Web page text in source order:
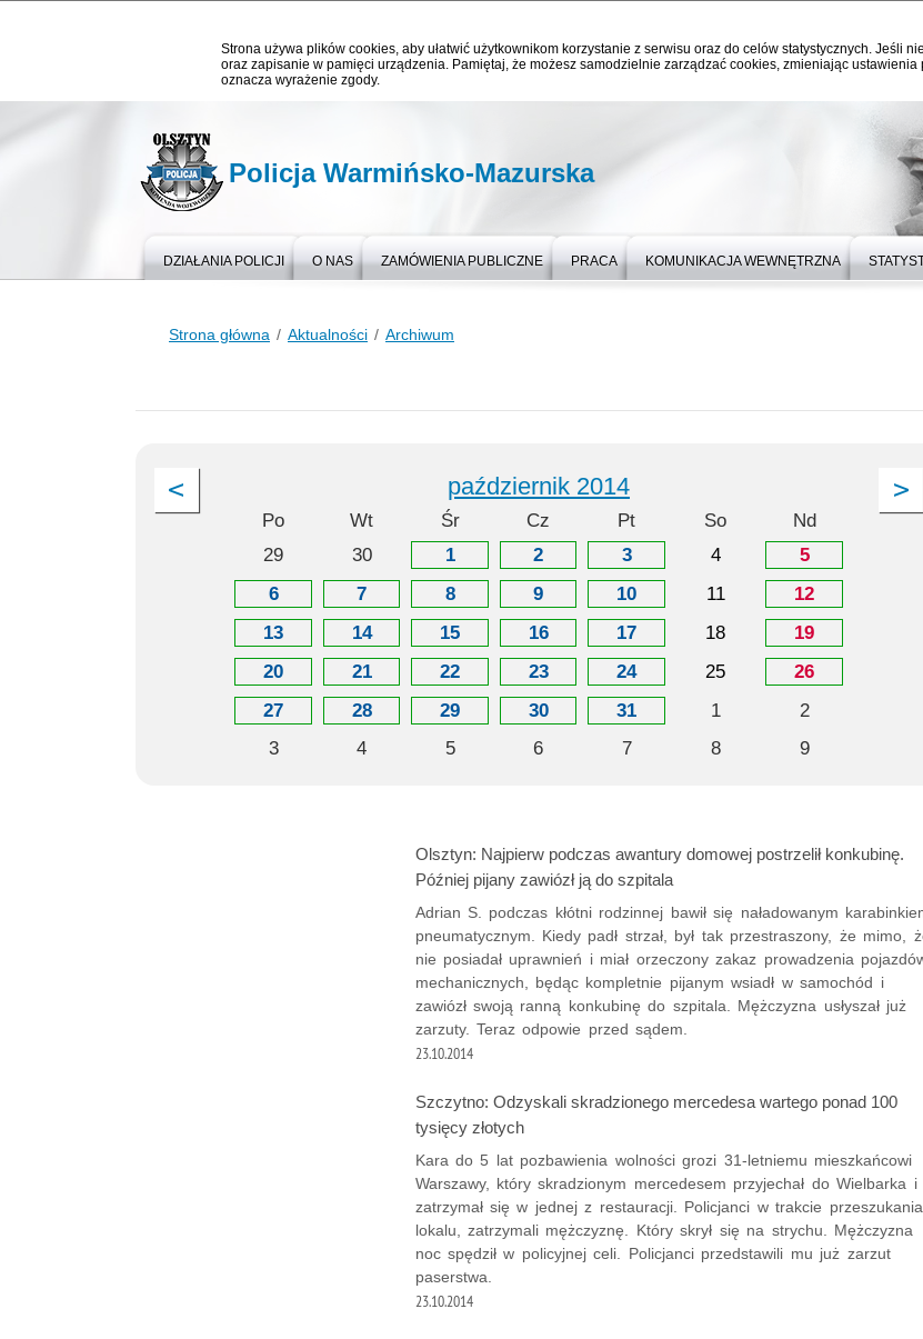
Strona używa plików cookies, aby ułatwić użytkownikom korzystanie z serwisu oraz do celów statystycznych. Jeśli
oraz zapisanie w pamięci urządzenia. Pamiętaj, że możesz samodzielnie zarządzać cookies, zmieniając
oznacza wyrażenie zgody.
Policja Warmińsko-Mazurska
DZIAŁANIA POLICJI O NAS ZAMÓWIENIA PUBLICZNE PRACA KOMUNIKACJA WEWNĘTRZNA
Strona główna Aktualności Archiwum
październik 2014
Po Wt Śr Cz Pt So
Nd
29
30 1 2 3 4
5
6
7 8 9 10 11
12
13
14 15 16 17 18
19
20
21 22 23 24 25
26
27
28 29 30 31 1
2
3
4 5 6 7 8 9
Olsztyn: Najpierw podczas awantury domowej postrzelił konkubinę.
Później pijany zawiózł ją do szpitala
Adrian S. podczas kłótni rodzinnej bawił się naładowanym
pneumatycznym. Kiedy padł strzał, był tak przestraszony, że mimo,
nie posiadał uprawnień i miał orzeczony zakaz prowadzenia
mechanicznych, będąc kompletnie pijanym wsiadł w samochód i
zawiózł swoją ranną konkubinę do szpitala. Mężczyzna usłyszał już
zarzuty. Teraz odpowie przed sądem.
23.10.2014
Szczytno: Odzyskali skradzionego mercedesa wartego ponad 100
tysięcy złotych
Kara do 5 lat pozbawienia wolności grozi 31-letniemu mieszkańcowi
Warszawy, który skradzionym mercedesem przyjechał do Wielbarka i
zatrzymał się w jednej z restauracji. Policjanci w trakcie przeszukania
lokalu, zatrzymali mężczyznę. Który skrył się na strychu. Mężczyzna
noc spędził w policyjnej celi. Policjanci przedstawili mu już zarzut
paserstwa.
23.10.2014